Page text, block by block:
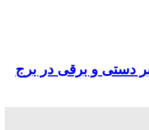
دستی و برقی در برج